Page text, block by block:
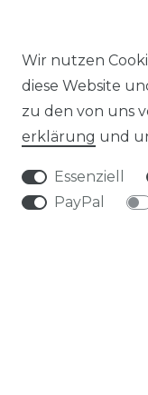
Kokos Herz mini
Beutel mit 100
18,99 € *
*
inkl. ges. MwSt.zzgl.
Wir nutzen
diese Website
zu den von uns
erklärung und
Essenziell
PayPal